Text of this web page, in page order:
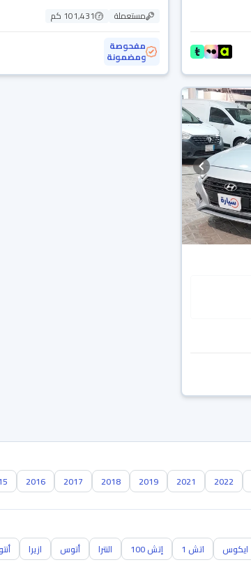
مستعملة
101,431 كم
مفحوصة
ومضمونة
2022
2021
2019
2018
2017
2016
ايكوس اتش 1 إتش 100 النترا أتوس ازيرا